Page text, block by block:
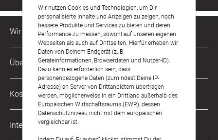
Wir nutzen Cookies und Technologien, um Dir
personalisierte Inhalte und Anzeigen zu zeigen, noch
bessere Produkte und Services zu bieten und deren
Performance zu messen, sowohl auf unseren eigenen
Webseiten als auch auf Drittseiten. Hierfür erheben wir
Daten von Deinem Endgerät (z. B.
Geräteinformationen, Browserdaten und Nutzer-ID).
Dazu kann es erforderlich sein, dass
personenbezogene Daten (zumindest Deine IP-
Adresse) an Server von Drittanbietern übertragen
werden, möglicherweise in ein Drittland außerhalb des
Europäischen Wirtschaftsraums (EWR), dessen
Datenschutzniveau nicht mit dem europäischen
vergleichbar ist.
Wir sind für Dich da
Kundenservice-Hotline
0049 221 956 725 10
Mo. - Fr. von 9 bis 17 Uhr
kontakt@sendmoments.at
Über Uns
Philosophie
Karriere
Impressum
Kostenlose Services
Musterkarten
Digitale Fotoalben
International